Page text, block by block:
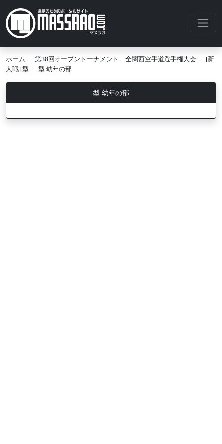
ホーム 第38回オープントーナメント 全関西空手道選手権大会
[新
人戦] 型
型 幼年の部
型 幼年の部